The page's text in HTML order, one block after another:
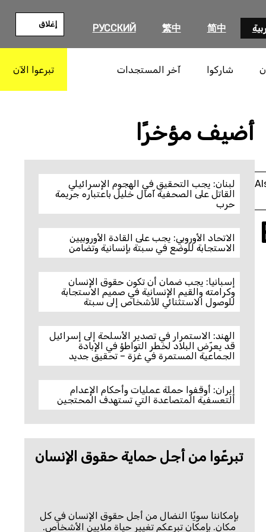
简中
繁中
РУССКИЙ إغلاق
شاركوا آخر المستجدات تبرعوا الآن
أضيف مؤخرًا
لبنان: يجب التحقيق في الهجوم الإسرائيلي
القاتل على الصحفية آمال خليل باعتباره جريمة
حرب
الاتحاد الأوروبي: يجب على القادة الأوروبيين
الاستجابة للوضع في سبتة بإنسانية وتضامن
إسبانيا: يجب ضمان أن تكون حقوق الإنسان
وكرامته والقيم الإنسانية في صميم الاستجابة
للوصول الاستثنائي للأشخاص إلى سبتة
الهند: الاستمرار في تصدير الأسلحة إلى إسرائيل
قد يعرّض البلاد لخطر التواطؤ في الإبادة
الجماعية المستمرة في غزة – تحقيق جديد
إيران: أوقفوا حملة عمليات وأحكام الإعدام
التعسفية المتصاعدة التي تستهدف المحتجين
تبرعّوا من أجل حماية حقوق الإنسان
بإمكاننا سويًا النضال من أجل حقوق الإنسان في كل
مكان. بإمكان تبرعكم تغيير حياة ملايين الأشخاص.